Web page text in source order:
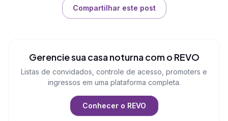
Compartilhar este post
Gerencie sua casa noturna com o REVO
Listas de convidados, controle de acesso, promoters e
ingressos em uma plataforma completa.
Conhecer o REVO